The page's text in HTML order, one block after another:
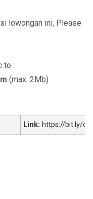
lowongan ini, Please
to :
(max. 2Mb)
Link: https://bit.ly/